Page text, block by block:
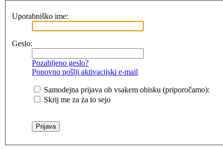
Uporabniško ime:
Geslo:
Pozabljeno geslo?
Ponovno pošlji aktivacijski e-mail
Samodejna prijava ob vsakem obisku (priporočamo):
Skrij me za za to sejo